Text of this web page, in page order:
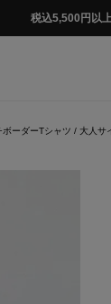
税込5,500円以
ボーダーTシャツ / 大人サ